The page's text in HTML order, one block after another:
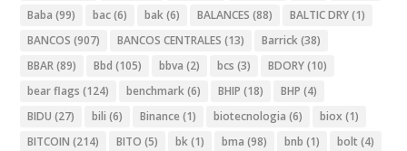
Baba (99) bac(6) bak(6) BALANCES (88) BALTIC DRY(1)
BANCOS (907) BANCOS CENTRALES (13) Barrick(38)
BBAR(89) Bbd (105) bbva (2) bcs (3) BDORY(10)
bear flags (124) benchmark(6) BHIP (18) BHP (4)
BIDU (27) bili (6) Binance (1) biotecnologia (6) biox (1)
BITCOIN (214) BITO (5) bk(1) bma (98) bnb (1) bolt (4)